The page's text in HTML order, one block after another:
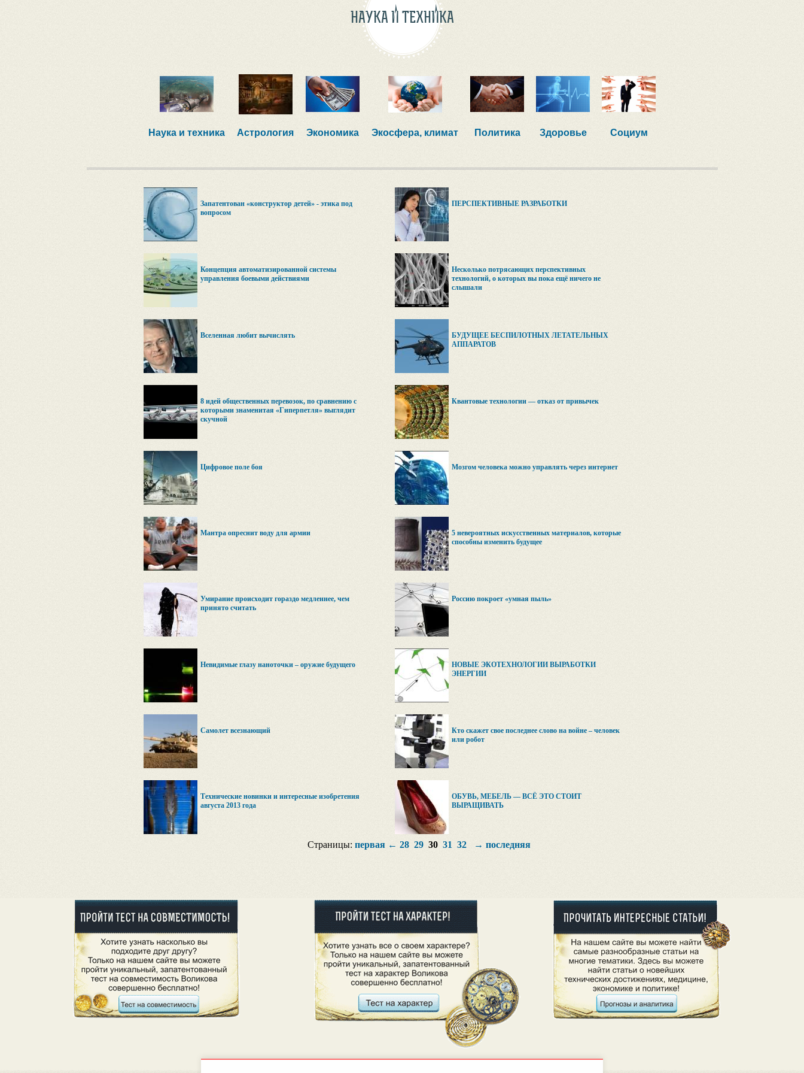
НАУКА И ТЕХНИКА
Наука и техника Астрология Экономика Экосфера, климат Политика Здоровье Социум
Запатентован «конструктор детей» - этика под
вопросом
ПЕРСПЕКТИВНЫЕ РАЗРАБОТКИ
Концепция автоматизированной системы
управления боевыми действиями
Несколько потрясающих перспективных
технологий, о которых вы пока ещё ничего не
слышали
Вселенная любит вычислять
БУДУЩЕЕ БЕСПИЛОТНЫХ ЛЕТАТЕЛЬНЫХ
АППАРАТОВ
8 идей общественных перевозок, по сравнению с
которыми знаменитая «Гиперпетля» выглядит
скучной
Квантовые технологии — отказ от привычек
Цифровое поле боя Мозгом человека можно управлять через интернет
Мантра опреснит воду для армии
5 невероятных искусственных материалов, которые
способны изменить будущее
Умирание происходит гораздо медленнее, чем
принято считать
Россию покроет «умная пыль»
Невидимые глазу наноточки – оружие будущего
НОВЫЕ ЭКОТЕХНОЛОГИИ ВЫРАБОТКИ
ЭНЕРГИИ
Самолет всезнающий
Кто скажет свое последнее слово на войне – человек
или робот
Технические новинки и интересные изобретения
августа 2013 года
ОБУВЬ, МЕБЕЛЬ — ВСЁ ЭТО СТОИТ
ВЫРАЩИВАТЬ
Страницы: первая← 28 29 30 31 32 → последняя